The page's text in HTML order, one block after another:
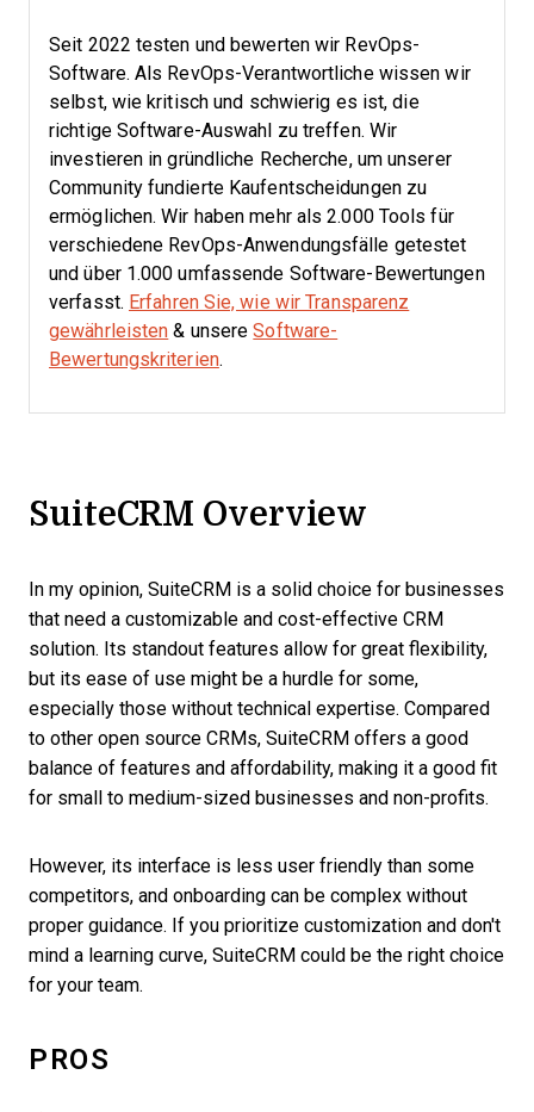
Seit 2022 testen und bewerten wir RevOps-
Software. Als RevOps-Verantwortliche wissen wir
selbst, wie kritisch und schwierig es ist, die
richtige Software-Auswahl zu treffen. Wir
investieren in gründliche Recherche, um unserer
Community fundierte Kaufentscheidungen zu
ermöglichen. Wir haben mehr als 2.000 Tools für
verschiedene RevOps-Anwendungsfälle getestet
und über 1.000 umfassende Software-Bewertungen
verfasst. Erfahren Sie, wie wir Transparenz
gewährleisten & unsereSoftware-
Bewertungskriterien.
SuiteCRM Overview
In my opinion, SuiteCRM is a solid choice for businesses
that need a customizable and cost-effective CRM
solution. Its standout features allow for great flexibility,
but its ease of use might be a hurdle for some,
especially those without technical expertise. Compared
to other open source CRMs, SuiteCRM offers a good
balance of features and affordability, making it a good fit
for small to medium-sized businesses and non-profits.
However, its interface is less user friendly than some
competitors, and onboarding can be complex without
proper guidance. If you prioritize customization and don't
mind a learning curve, SuiteCRM could be the right choice
for your team.
PROS